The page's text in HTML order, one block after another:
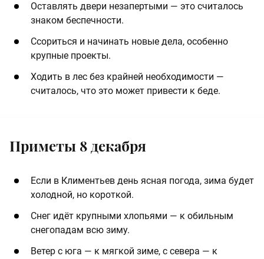
Оставлять двери незапертыми — это считалось
знаком беспечности.
Ссориться и начинать новые дела, особенно
крупные проекты.
Ходить в лес без крайней необходимости —
считалось, что это может привести к беде.
Приметы 8 декабря
Если в Климентьев день ясная погода, зима будет
холодной, но короткой.
Снег идёт крупными хлопьями — к обильным
снегопадам всю зиму.
Ветер с юга — к мягкой зиме, с севера — к